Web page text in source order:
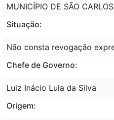
MUNICÍPIO DE SÃO
Situação:
Não consta revogação
Chefe de Governo:
Luiz Inácio Lula da Silva
Origem: